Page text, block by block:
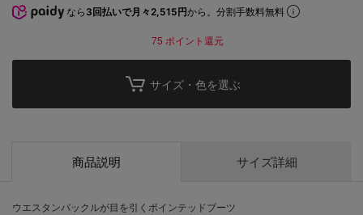
なら 3回払いで月々2,515円から。分割手数料無料
75 ポイント還元
サイズ・色を選ぶ
商品説明 サイズ詳細
ウエスタンバックルが目を引くポインテッドブーツ